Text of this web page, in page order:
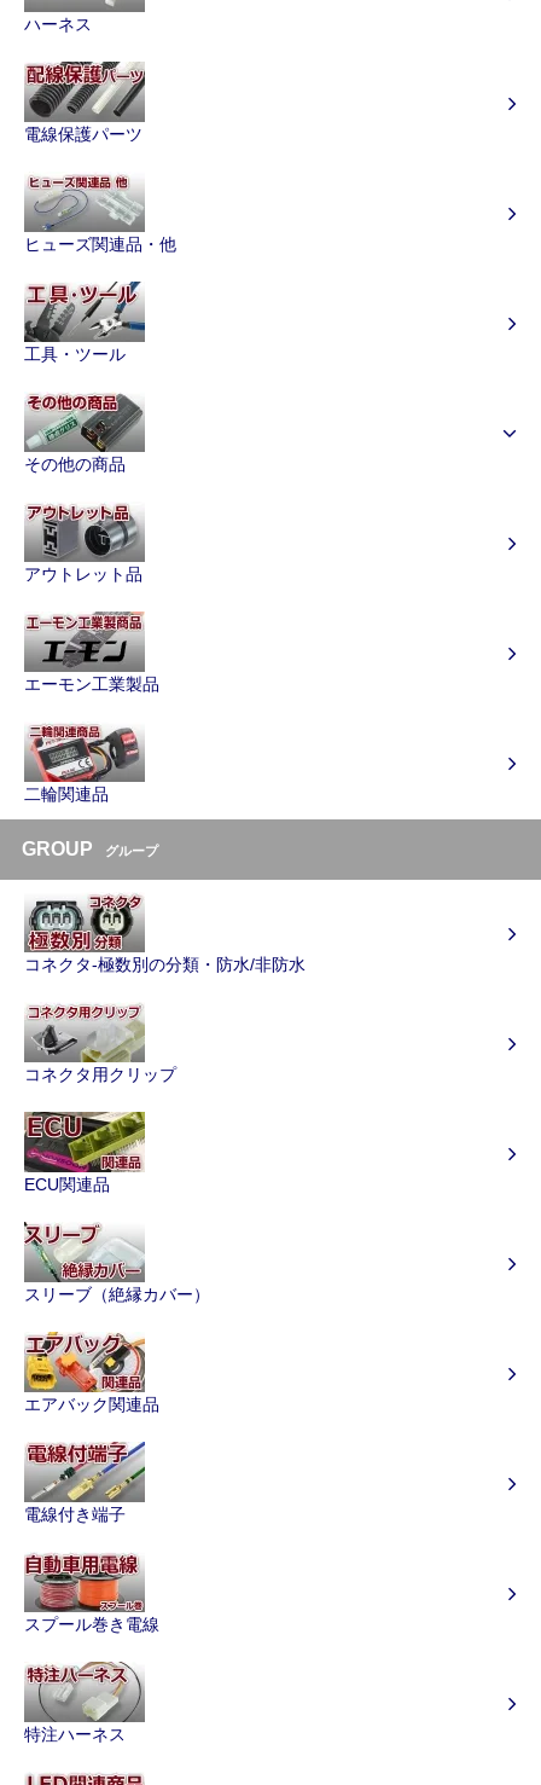
ハーネス
電線保護パーツ
ヒューズ関連品・他
工具・ツール
その他の商品
アウトレット品
エーモン工業製品
二輪関連品
GROUP グループ
コネクタ-極数別の分類・防水/非防水
コネクタ用クリップ
ECU関連品
スリーブ（絶縁カバー）
エアバック関連品
電線付き端子
スプール巻き電線
特注ハーネス